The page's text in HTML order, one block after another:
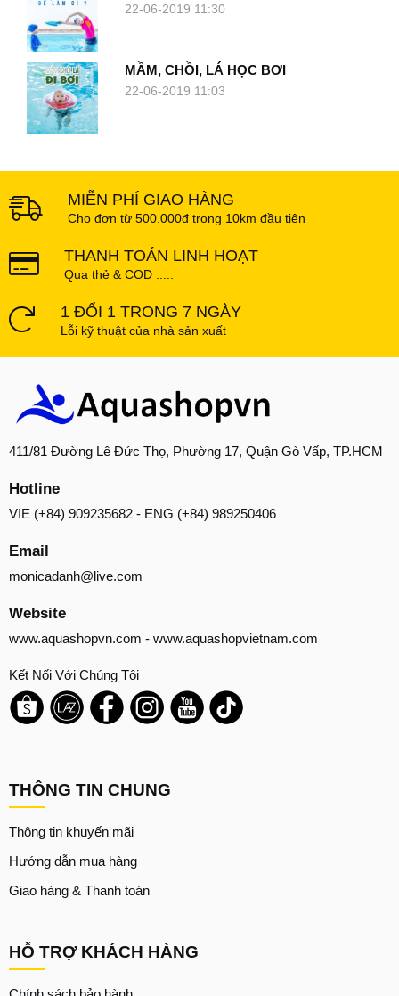
22-06-2019 11:30
MẦM, CHỒI, LÁ HỌC BƠI
22-06-2019 11:03
MIỄN PHÍ GIAO HÀNG
Cho đơn từ 500.000đ trong 10km đầu tiên
THANH TOÁN LINH HOẠT
Qua thẻ & COD .....
1 ĐỔI 1 TRONG 7 NGÀY
Lỗi kỹ thuật của nhà sản xuất
411/81 Đường Lê Đức Thọ, Phường 17, Quận Gò Vấp, TP.HCM
Hotline
VIE (+84) 909235682 - ENG (+84) 989250406
Email
monicadanh@live.com
Website
www.aquashopvn.com - www.aquashopvietnam.com
Kết Nối Với Chúng Tôi
THÔNG TIN CHUNG
Thông tin khuyến mãi
Hướng dẫn mua hàng
Giao hàng & Thanh toán
HỖ TRỢ KHÁCH HÀNG